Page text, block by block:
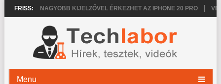
FRISS:
2026 NAGYOBB KIJELZŐVEL ÉRKEZHET AZ IPHONE 20 PRO
Menu